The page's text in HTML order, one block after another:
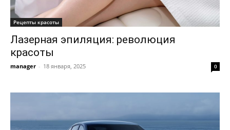
Рецепты красоты
Лазерная эпиляция: революция
красоты
manager - 18 января, 2025 0